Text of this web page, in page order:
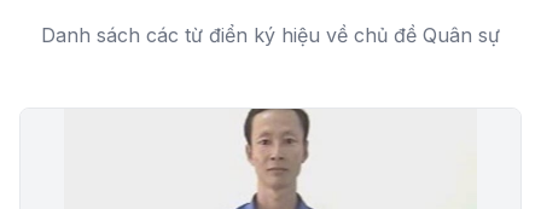
Danh sách các từ điển ký hiệu về chủ đề Quân sự